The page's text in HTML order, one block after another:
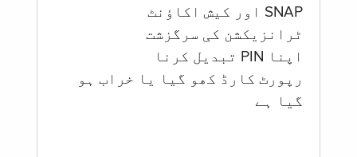
SNAP اور کیش اکاؤنٹ
ٹرانزیکشن کی سرگزشت
اپنا PIN تبدیل کرنا
رپورٹ کارڈ کھو گیا یا خراب ہو
گيا ہے